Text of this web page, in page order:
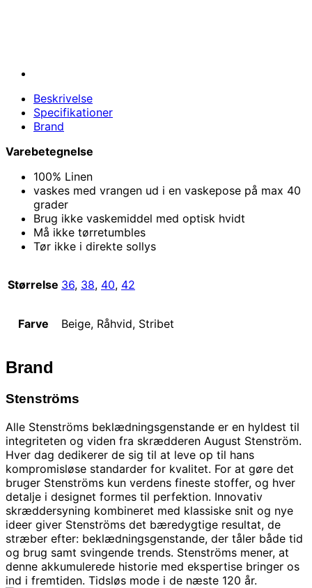
Beskrivelse
Specifikationer
Brand
Varebetegnelse
100% Linen
vaskes med vrangen ud i en vaskepose på max 40
grader
Brug ikke vaskemiddel med optisk hvidt
Må ikke tørretumbles
Tør ikke i direkte sollys
Størrelse 36, 38, 40, 42
Farve Beige, Råhvid, Stribet
Brand
Stenströms
Alle Stenströms beklædningsgenstande er en hyldest til
integriteten og viden fra skrædderen August Stenström.
Hver dag dedikerer de sig til at leve op til hans
kompromisløse standarder for kvalitet. For at gøre det
bruger Stenströms kun verdens fineste stoffer, og hver
detalje i designet formes til perfektion. Innovativ
skræddersyning kombineret med klassiske snit og nye
ideer giver Stenströms det bæredygtige resultat, de
stræber efter: beklædningsgenstande, der tåler både tid
og brug samt svingende trends. Stenströms mener, ​​at
denne akkumulerede historie med ekspertise bringer os
ind i fremtiden. Tidsløs mode i de næste 120 år.